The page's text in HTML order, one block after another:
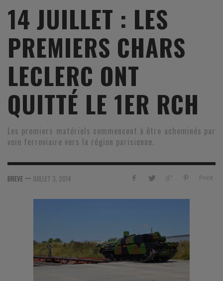
14 JUILLET : LES
PREMIERS CHARS
LECLERC ONT
QUITTÉ LE 1ER RCH
Les premiers matériels commencent à être acheminés par
voie ferroviaire vers la région parisienne.
Print
BREVE — JUILLET 3, 2014